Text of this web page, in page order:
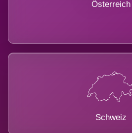
Österreich
Schweiz